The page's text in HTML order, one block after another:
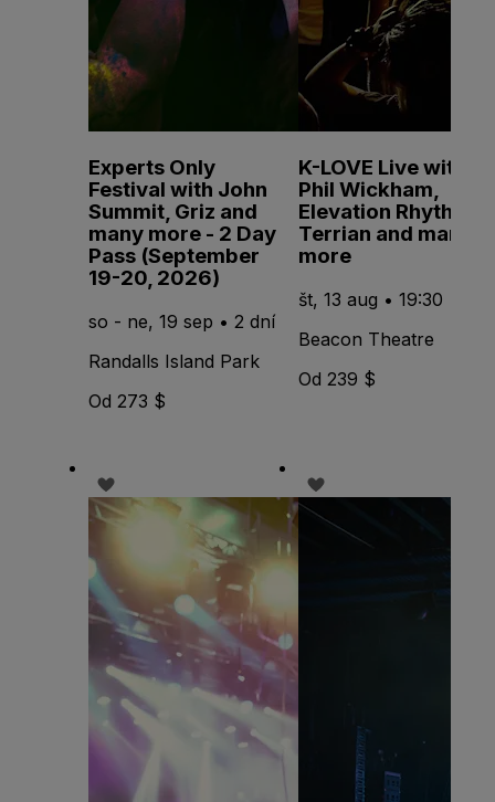
Experts Only
Festival with John
Summit, Griz and
many more - 2 Day
Pass (September
19-20, 2026)
so - ne, 19 sep • 2 dní
Randalls Island Park
Od 273 $
K-LOVE Live with
Phil Wickham,
Elevation Rhythm,
Terrian and many
more
št, 13 aug • 19:30
Beacon Theatre
Od 239 $